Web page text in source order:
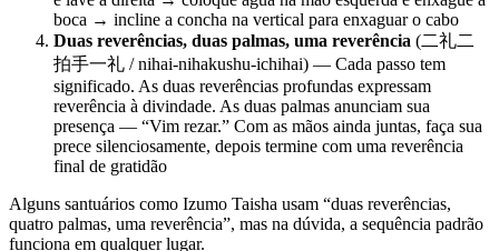
boca → incline a concha na vertical para enxaguar o cabo
Duas reverências, duas palmas, uma reverência (二礼二
拍手一礼 / nihai-nihakushu-ichihai) — Cada passo tem
significado. As duas reverências profundas expressam
reverência à divindade. As duas palmas anunciam sua
presença — “Vim rezar.” Com as mãos ainda juntas, faça sua
prece silenciosamente, depois termine com uma reverência
final de gratidão
Alguns santuários como Izumo Taisha usam “duas reverências,
quatro palmas, uma reverência”, mas na dúvida, a sequência padrão
funciona em qualquer lugar.